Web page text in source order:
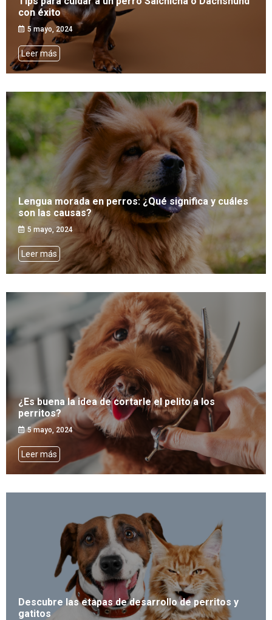
con éxito
5 mayo, 2024
Leer más
Lengua morada en perros: ¿Qué significa y cuáles
son las causas?
5 mayo, 2024
Leer más
¿Es buena la idea de cortarle el pelito a los
perritos?
5 mayo, 2024
Leer más
Descubre las etapas de desarrollo de perritos y
gatitos